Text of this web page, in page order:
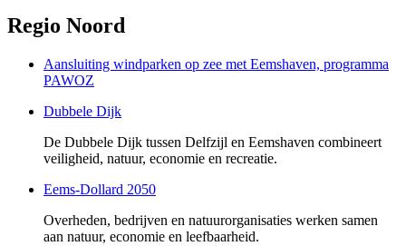
Regio Noord
Aansluiting windparken op zee met Eemshaven, programma
PAWOZ
Dubbele Dijk
De Dubbele Dijk tussen Delfzijl en Eemshaven combineert
veiligheid, natuur, economie en recreatie.
Eems-Dollard 2050
Overheden, bedrijven en natuurorganisaties werken samen
aan natuur, economie en leefbaarheid.